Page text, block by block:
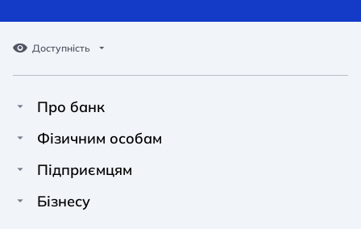
Доступність
A A
Звичайний
A A
Середній
A A
Про банк
Про Unex Bank
Фізичним особам
Кредити
Підприємцям
Фінансування
Бізнесу